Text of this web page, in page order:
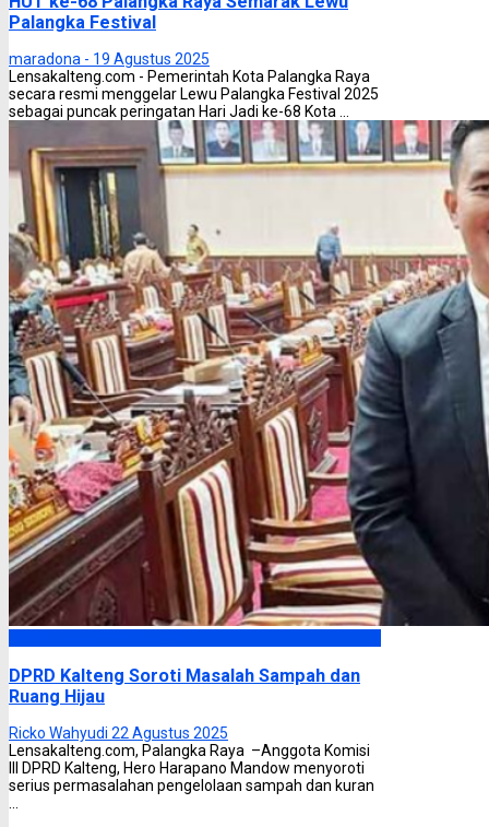
Palangka Festival
maradona - 19 Agustus 2025
Lensakalteng.com - Pemerintah Kota Palangka Raya
secara resmi menggelar Lewu Palangka Festival 2025
sebagai puncak peringatan Hari Jadi ke-68 Kota ...
DPRD Kalteng Soroti Masalah Sampah dan
Ruang Hijau
Ricko Wahyudi 22 Agustus 2025
Lensakalteng.com, Palangka Raya –Anggota Komisi
III DPRD Kalteng, Hero Harapano Mandow menyoroti
serius permasalahan pengelolaan sampah dan kuran